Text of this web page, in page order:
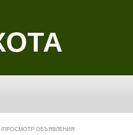
/ПРОСМОТР ОБЪЯВЛЕНИЯ